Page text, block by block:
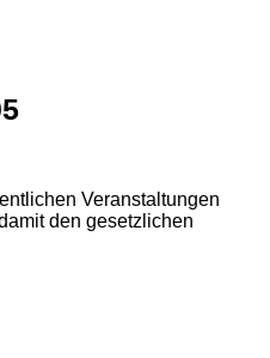
Veranstaltungen
den gesetzlichen